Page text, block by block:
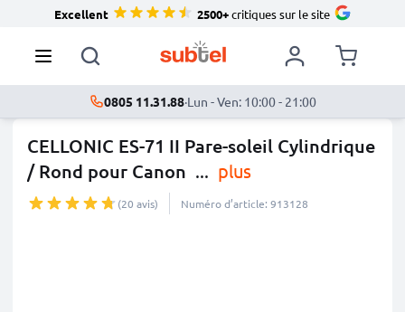
Excellent 2500+critiques sur le site
0805 11.31.88·Lun - Ven: 10:00 - 21:00
CELLONIC ES-71 II Pare-soleil Cylindrique
/ Rond pour Canon ... plus
(20 avis) Numéro d’article: 913128